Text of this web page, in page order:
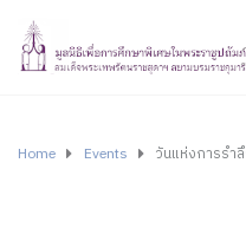
Home Events วันแห่งการร